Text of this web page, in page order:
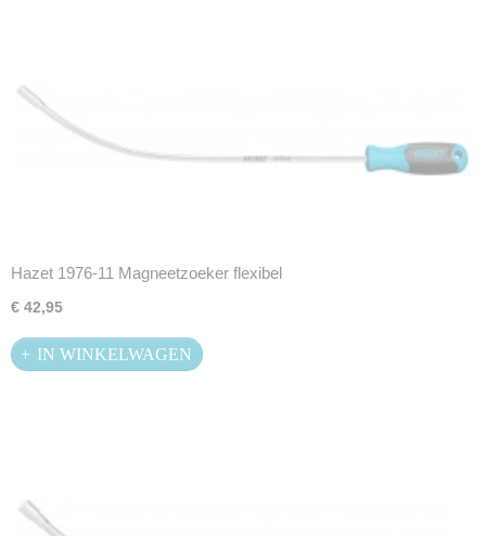
Hazet 1976-11 Magneetzoeker flexibel
€ 42,95
IN WINKELWAGEN